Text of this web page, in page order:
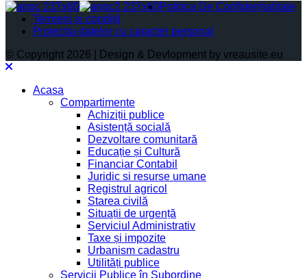
Politica De Confidențialitate
Termeni și condiții
Protectia datelor cu caracter personal
© Copyright 2026 | Design & Devlopment by vreausite.eu
Acasa
Compartimente
Achiziții publice
Asistență socială
Dezvoltare comunitară
Educație și Cultură
Financiar Contabil
Juridic si resurse umane
Registrul agricol
Starea civilă
Situații de urgență
Serviciul Administrativ
Taxe și impozite
Urbanism cadastru
Utilități publice
Servicii Publice în Subordine